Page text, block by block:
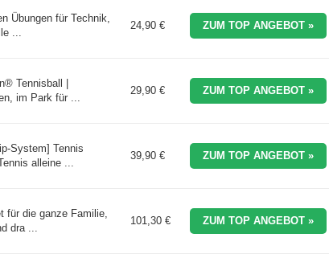
Übungen für Technik,
...
24,90 € ZUM TOP ANGEBOT »
Tennisball |
im Park für ...
29,90 € ZUM TOP ANGEBOT »
System] Tennis
alleine ...
39,90 € ZUM TOP ANGEBOT »
für die ganze Familie,
dra ...
101,30 € ZUM TOP ANGEBOT »